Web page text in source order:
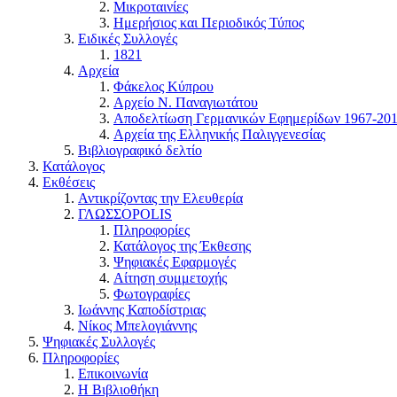
Μικροταινίες
Ημερήσιος και Περιοδικός Τύπος
Ειδικές Συλλογές
1821
Αρχεία
Φάκελος Κύπρου
Αρχείο Ν. Παναγιωτάτου
Αποδελτίωση Γερμανικών Εφημερίδων 1967-
Αρχεία της Ελληνικής Παλιγγενεσίας
Βιβλιογραφικό δελτίο
Κατάλογος
Εκθέσεις
Αντικρίζοντας την Ελευθερία
ΓΛΩΣΣΟPOLIS
Πληροφορίες
Κατάλογος της Έκθεσης
Ψηφιακές Εφαρμογές
Αίτηση συμμετοχής
Φωτογραφίες
Ιωάννης Καποδίστριας
Νίκος Μπελογιάννης
Ψηφιακές Συλλογές
Πληροφορίες
Επικοινωνία
Η Βιβλιοθήκη